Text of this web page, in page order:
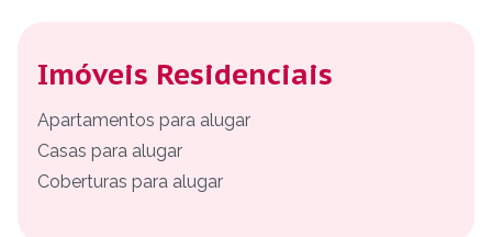
Imóveis Residenciais
Apartamentos para alugar
Casas para alugar
Coberturas para alugar